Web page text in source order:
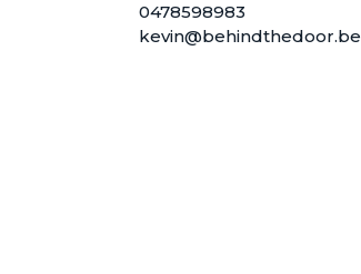
0478598983
kevin@behindthedoor.be